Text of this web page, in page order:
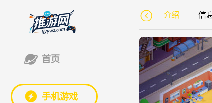
首页
手机游戏
介绍 信